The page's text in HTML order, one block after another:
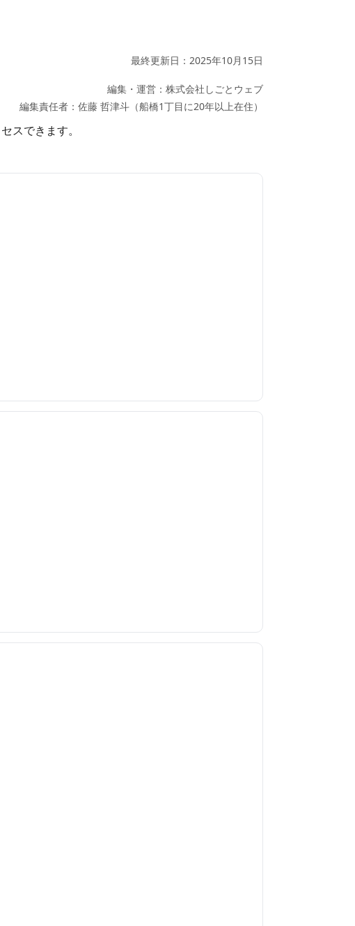
最終更新日：2025年10月15日
編集・運営：株式会社しごとウェブ
編集責任者：佐藤 哲津斗（船橋1丁目に20年以上在住）
スできます。